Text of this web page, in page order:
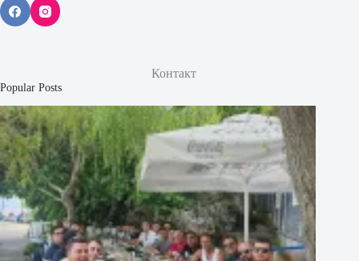
Контакт
Popular Posts